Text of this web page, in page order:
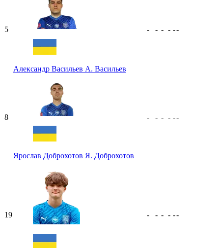
5
Александр Васильев А. Васильев
- - - - --
8
Ярослав Доброхотов Я. Доброхотов
- - - - --
19 - - - - --